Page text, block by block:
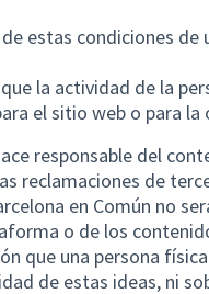
estas condiciones
la actividad de la
el sitio web o para la
responsable del
reclamaciones de
en Común no
o de los
que una persona
de estas ideas, ni